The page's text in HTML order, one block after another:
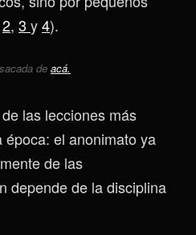
2, 3 y4).
de acá.
las lecciones más
el anonimato ya
de las
depende de la disciplina